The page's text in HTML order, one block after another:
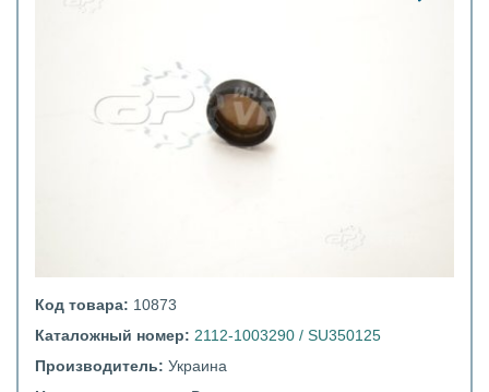
Код товара: 10873
Каталожный номер: 2112-1003290 / SU350125
Производитель: Украина